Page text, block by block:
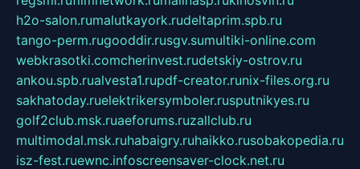
h2o-salon.rumalutkayork.rudeltaprim.spb.ru
tango-perm.rugooddir.rusgv.sumultiki-online.com
webkrasotki.comcherinvest.rudetskiy-ostrov.ru
ankou.spb.rualvesta1.rupdf-creator.runix-files.org.ru
sakhatoday.ruelektrikersymboler.rusputnikyes.ru
golf2club.msk.ruaeforums.ruzallclub.ru
multimodal.msk.ruhabaigry.ruhaikko.rusobakopedia.ru
isz-fest.ruewnc.infoscreensaver-clock.net.ru